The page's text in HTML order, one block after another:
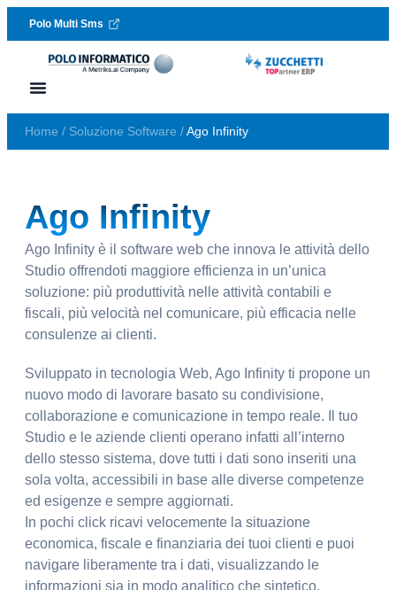
Vai al contenuto
Polo Multi Sms
Home / Soluzione Software /Ago Infinity
Ago Infinity
Ago Infinity è il software web che innova le attività dello
Studio offrendoti maggiore efficienza in un’unica
soluzione: più produttività nelle attività contabili e
fiscali, più velocità nel comunicare, più efficacia nelle
consulenze ai clienti.
Sviluppato in tecnologia Web, Ago Infinity ti propone un
nuovo modo di lavorare basato su condivisione,
collaborazione e comunicazione in tempo reale. Il tuo
Studio e le aziende clienti operano infatti all’interno
dello stesso sistema, dove tutti i dati sono inseriti una
sola volta, accessibili in base alle diverse competenze
ed esigenze e sempre aggiornati.
In pochi click ricavi velocemente la situazione
economica, fiscale e finanziaria dei tuoi clienti e puoi
navigare liberamente tra i dati, visualizzando le
informazioni sia in modo analitico che sintetico,